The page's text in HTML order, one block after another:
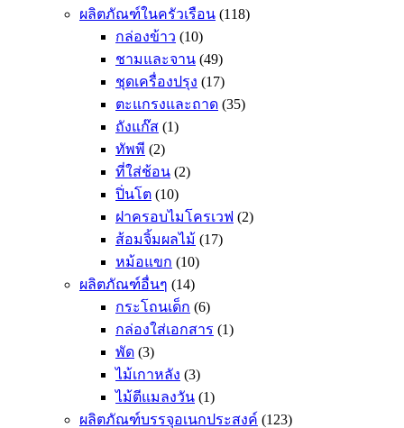
ผลิตภัณฑ์ในครัวเรือน (118)
กล่องข้าว (10)
ชามและจาน (49)
ชุดเครื่องปรุง (17)
ตะแกรงและถาด (35)
ถังแก๊ส (1)
ทัพพี (2)
ที่ใส่ช้อน (2)
ปิ่นโต (10)
ฝาครอบไมโครเวฟ (2)
ส้อมจิ้มผลไม้ (17)
หม้อแขก (10)
ผลิตภัณฑ์อื่นๆ (14)
กระโถนเด็ก (6)
กล่องใส่เอกสาร (1)
พัด (3)
ไม้เกาหลัง (3)
ไม้ตีแมลงวัน (1)
ผลิตภัณฑ์บรรจุอเนกประสงค์ (123)